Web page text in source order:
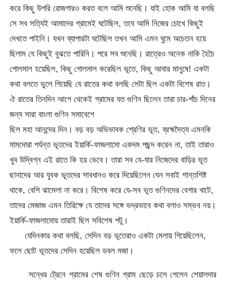
করে কিছু উপরি রোজগারও করত বলে আমি শুনেছি। যাই হোক আমি যা বলছি
সে সব সত্যিই আমাদের গ্রামেই ঘটেছিল, তবে আমি নিজের চোখে কিছুই
দেখতে পাইনি। যখন ব্যাপারটা ঘটেছিল তখন আমি এমন ঘুমে অচেতন হয়ে
ছিলাম যে কিছুই বুঝতে পারিনি। পরে সব শুনেছি। রাত্রেও অনেক নাকি হৈচৈ
গোলমাল হয়েছিল, কিছু গোলমাল করেছিল ভূতে, কিছু আবার মানুষে! একটা
কথা বলতে ভুলে গিয়েছি যে রাতের কথা বলছি সেটা ছিল একটা বিশেষ রাত।
ঐ রাতের তিনদিন আগে থেকেই গ্রামের যত গুণিন ছিলেন তারা চার-পাঁচ দিনের
জন্য সারা বাংলা গুণিন সমাবেশে
ছিল মহা আনন্দের দিন। বড় বড় অভিভাবক শ্রেণির ভূত, ব্রহ্মদৈত্য এমনকি
মামদোরা পর্যন্ত ভূতদের ইয়ার্কি-ফাজলামো একদম পছন্দ করেন না, তাই তারাও
খুব উদ্বিগ্ন এই রাতে কি হয় ভেবে। তারা সব যে-যার নিজেদের বাড়ির ভূত
ছানাদের আর যুবক ভূতদের সাবধানও করে দিয়েছিলেন যেন সবাই শান্তশিষ্ট
থাকে, বেশি ঝামেলা না করে। বিশেষ করে যে-সব ভূত গুণিনদের বেগার খাটে,
তাদের মেজাজ এমন তিরিক্ষে যে তাদের সঙ্গে ভদ্রভাবে কথা বলাও সম্ভব নয়।
ইয়ার্কি-ফাজলামোয় তারাই ছিল সবিশেষ পটু।
যেদিনকার কথা বলছি, সেদিন বড় ভূতেরাও একটা মেলায় গিয়েছিলেন,
ফলে ছোট ভূতদের সেদিন হয়েছিল ডবল মজা।
সন্ধের ট্রেনে গ্রামের শেষ গুণিন গ্রাম ছেড়ে চলে গেলেন শেয়ালদার